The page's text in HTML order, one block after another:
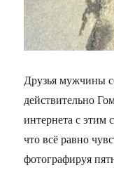
Друзья мужчины
действительно
интернета с этим
что всё равно
фотографируя